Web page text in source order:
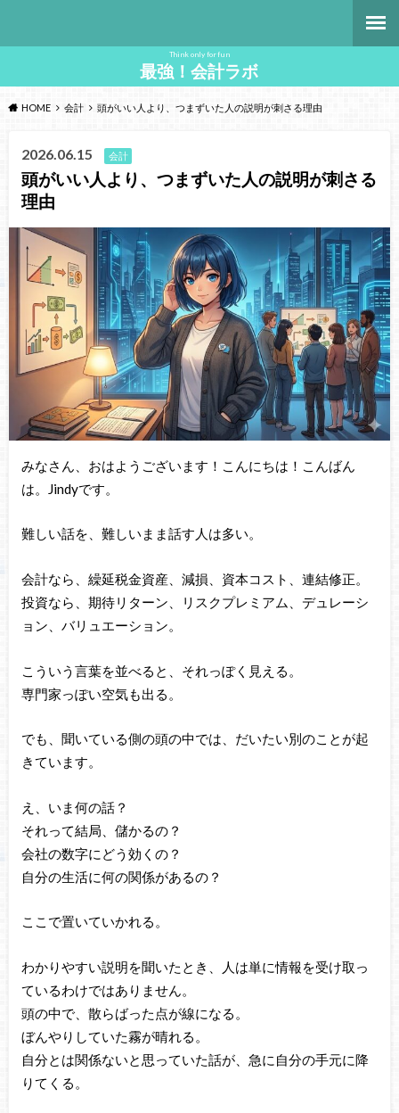
Think only for fun
最強！会計ラボ
HOME 会計 頭がいい人より、つまずいた人の説明が刺さる理由
2026.06.15 会計
頭がいい人より、つまずいた人の説明が刺さる
理由
みなさん、おはようございます！こんにちは！こんばん
は。Jindyです。
難しい話を、難しいまま話す人は多い。
会計なら、繰延税金資産、減損、資本コスト、連結修正。
投資なら、期待リターン、リスクプレミアム、デュレーシ
ョン、バリュエーション。
こういう言葉を並べると、それっぽく見える。
専門家っぽい空気も出る。
でも、聞いている側の頭の中では、だいたい別のことが起
きています。
え、いま何の話？
それって結局、儲かるの？
会社の数字にどう効くの？
自分の生活に何の関係があるの？
ここで置いていかれる。
わかりやすい説明を聞いたとき、人は単に情報を受け取っ
ているわけではありません。
頭の中で、散らばった点が線になる。
ぼんやりしていた霧が晴れる。
自分とは関係ないと思っていた話が、急に自分の手元に降
りてくる。